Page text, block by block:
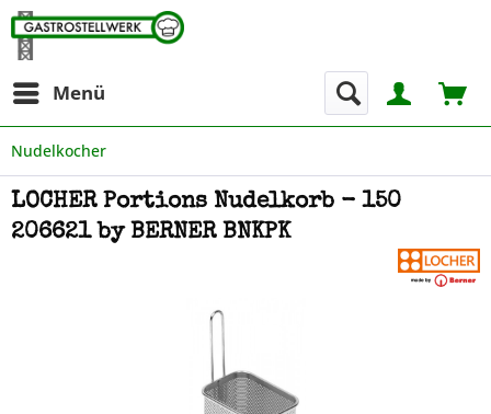
Menü
Nudelkocher
LOCHER Portions Nudelkorb - 150
206621 by BERNER BNKPK